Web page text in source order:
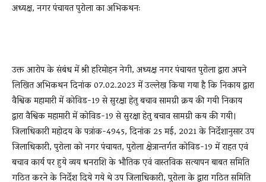
अध्यक्ष, नगर पंचायत पुरोला का अभिकथनः
उक्त आरोप के संबंध में श्री हरिमोहन नेगी, अध्यक्ष नगर पंचायत पुरोला द्वारा अपने
लिखित अभिकथन दिनांक 07.02.2023 में उल्लेख किया गया है कि निकाय द्वारा
वैश्विक महामारी में कोविड-19 से सुरक्षा हेतु बचाव सामग्री क्रय की गयी निकाय
द्वारा वैश्विक महामारी में कोविड-19 से सुरक्षा हेतु बचाव सामग्री कय की गयी।
जिलाधिकारी महोदय के पत्रांक-4945, दिनांक 25 मई, 2021 के निर्देशानुसार उप
जिलाधिकारी, पुरोला को नगर पंचायत, पुरोला क्षेत्रान्तर्गत कोविड-19 में राहत एवं
बचाव कार्य पर हुये व्यय धनराशि के भौतिक एवं वास्तविक सत्यापन बाबत समिति
गठित करने के निर्देश दिये गये थे उप जिलाधिकारी, पुरोला के द्वारा गठित समिति